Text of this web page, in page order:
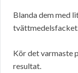
Blanda dem med
Kör det varmaste
resultat.